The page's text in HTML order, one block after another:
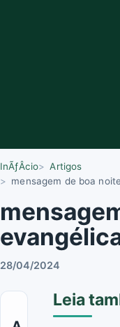
InÃƒÂ­cio
Artigos
mensagem de boa
28/04/2024
Leia